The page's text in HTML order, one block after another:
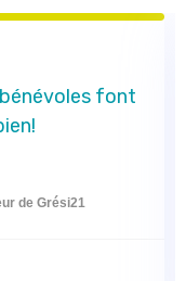
font
de Grési21